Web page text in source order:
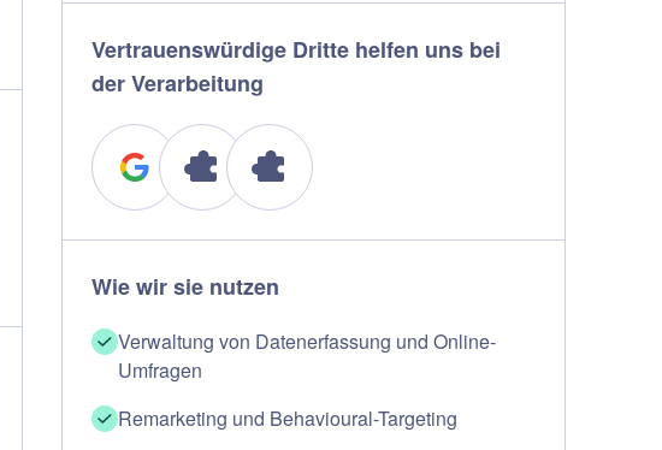
Vertrauenswürdige Dritte helfen uns bei
der Verarbeitung
Wie wir sie nutzen
Verwaltung von Datenerfassung und Online-
Umfragen
Remarketing und Behavioural-Targeting